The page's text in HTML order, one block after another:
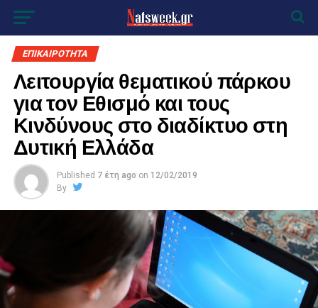
ΕΠΙΚΑΙΡΟΤΗΤΑ
Λειτουργία θεματικού πάρκου
για τον Εθισμό και τους
Κινδύνους στο διαδίκτυο στη
Δυτική Ελλάδα
Published 7 έτη ago on 12/02/2019
By